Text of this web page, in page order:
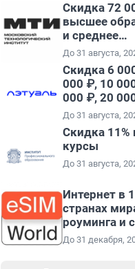
Скидка 72
высшее
и среднее
специальное
первый год
До 31 августа,
Скидка 6
000 ₽, 10
000 ₽, 20
000 ₽ и 35
000 ₽ на
повторные
промокоду
До 31 августа,
Скидка 11%
курсы
До 31 августа,
Интернет в
странах
роуминга и
До 31 декабря,